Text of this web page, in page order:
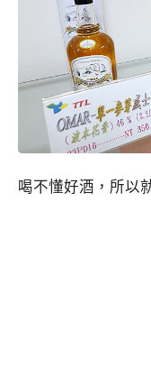
喝不懂好酒，所以